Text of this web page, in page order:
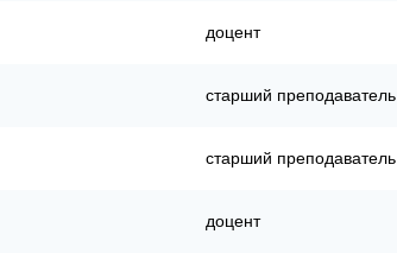
доцент
старший преподаватель
старший преподаватель
доцент